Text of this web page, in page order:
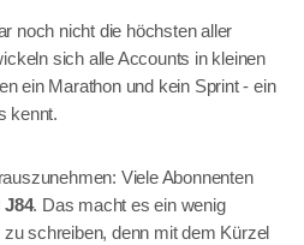
noch nicht die höchsten aller
sich alle Accounts in kleinen
ein Marathon und kein Sprint - ein
kennt.
Viele Abonnenten
J84. Das macht es ein wenig
schreiben, denn mit dem Kürzel